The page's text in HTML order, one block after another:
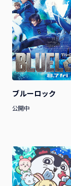
ブルーロック
公開中